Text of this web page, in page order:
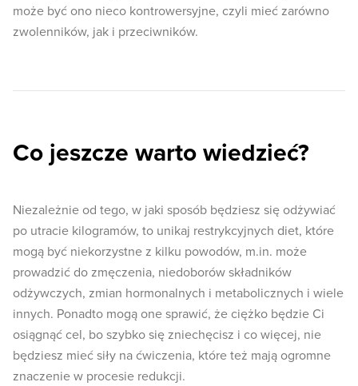
może być ono nieco kontrowersyjne, czyli mieć zarówno
zwolenników, jak i przeciwników.
Co jeszcze warto wiedzieć?
Niezależnie od tego, w jaki sposób będziesz się odżywiać
po utracie kilogramów, to unikaj restrykcyjnych diet, które
mogą być niekorzystne z kilku powodów, m.in. może
prowadzić do zmęczenia, niedoborów składników
odżywczych, zmian hormonalnych i metabolicznych i wiele
innych. Ponadto mogą one sprawić, że ciężko będzie Ci
osiągnąć cel, bo szybko się zniechęcisz i co więcej, nie
będziesz mieć siły na ćwiczenia, które też mają ogromne
znaczenie w procesie redukcji.